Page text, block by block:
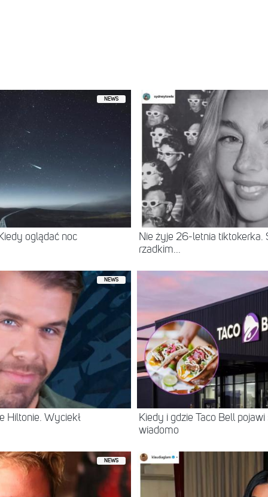
NEWS
oglądać noc
Nie żyje 26-letnia tiktokerka.
rzadkim...
NEWS
Hiltonie. Wyciekł
Kiedy i gdzie Taco Bell
wiadomo
NEWS